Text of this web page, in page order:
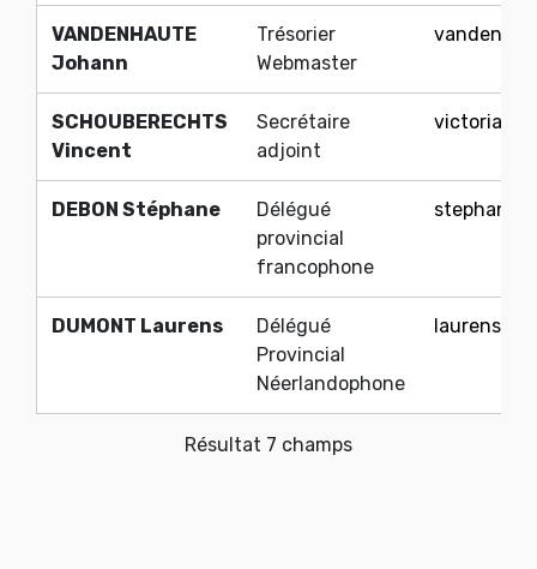
VANDENHAUTE
Johann
Trésorier
Webmaster
SCHOUBERECHTS
Vincent
Secrétaire
adjoint
DEBON Stéphane
Délégué
provincial
francophone
DUMONT Laurens
Délégué
Provincial
Néerlandophone
Résultat 7 champs